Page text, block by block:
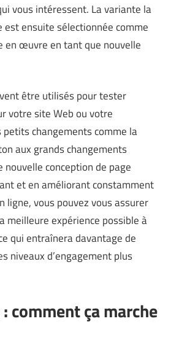
vous intéressent. La variante la
ensuite sélectionnée comme
en œuvre en tant que nouvelle
être utilisés pour tester
votre site Web ou votre
changements comme la
aux grands changements
conception de page
et en améliorant constamment
ligne, vous pouvez vous assurer
meilleure expérience possible à
qui entraînera davantage de
niveaux d’engagement plus
comment ça marche